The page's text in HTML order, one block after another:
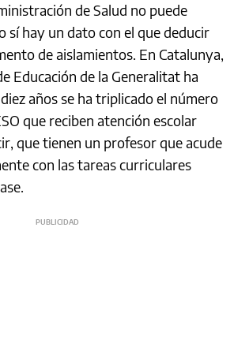
de Salud no puede
sí hay un dato con el que deducir
de aislamientos. En Catalunya,
Educación de la Generalitat ha
años se ha triplicado el número
que reciben atención escolar
que tienen un profesor que acude
con las tareas curriculares